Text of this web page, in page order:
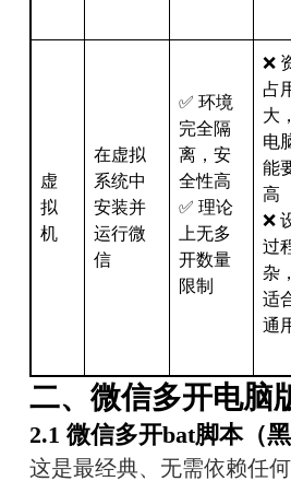
虚
拟
机
在虚拟
系统中
安装并
运行微
信
✅ 环境
完全隔
离，安
全性高
✅ 理论
上无多
开数量
限制
❌
占
大
电
能
高
❌
过
杂
适
通
二、微信多开电脑
2.1 微信多开bat脚本（黑
这是最经典、无需依赖任